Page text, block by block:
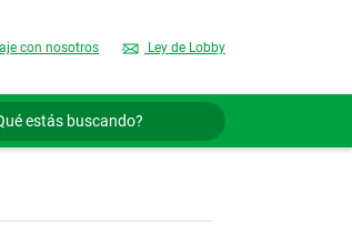
con nosotros Ley de Lobby